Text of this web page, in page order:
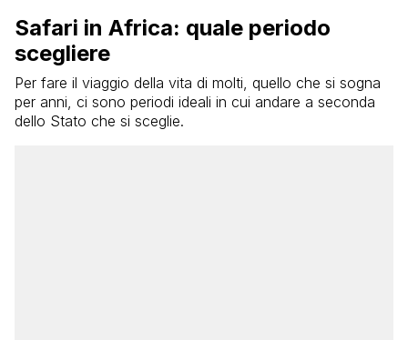
Safari in Africa: quale periodo
scegliere
Per fare il viaggio della vita di molti, quello che si sogna
per anni, ci sono periodi ideali in cui andare a seconda
dello Stato che si sceglie.